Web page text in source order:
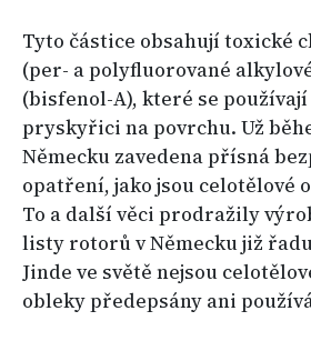
Tyto částice obsahují toxické
(per- a polyfluorované
(bisfenol-A), které se
pryskyřici na povrchu. Už
Německu zavedena přísná
opatření, jako jsou celotělové
To a další věci prodražily
listy rotorů v Německu již
Jinde ve světě nejsou
obleky předepsány ani